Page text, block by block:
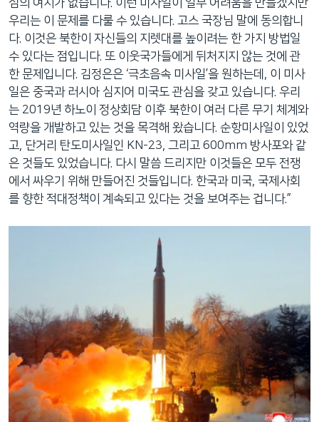
우리는 이 문제를 다룰 수 있습니다. 고스 국장님 말에 동의합니
다. 이것은 북한이 자신들의 지렛대를 높이려는 한 가지 방법일
수 있다는 점입니다. 또 이웃국가들에게 뒤처지지 않는 것에 관
한 문제입니다. 김정은은 ‘극초음속 미사일’을 원하는데, 이 미사
일은 중국과 러시아 심지어 미국도 관심을 갖고 있습니다. 우리
는 2019년 하노이 정상회담 이후 북한이 여러 다른 무기 체계와
역량을 개발하고 있는 것을 목격해 왔습니다. 순항미사일이 있었
고, 단거리 탄도미사일인 KN-23, 그리고 600mm 방사포와 같
은 것들도 있었습니다. 다시 말씀 드리지만 이것들은 모두 전쟁
에서 싸우기 위해 만들어진 것들입니다. 한국과 미국, 국제사회
를 향한 적대정책이 계속되고 있다는 것을 보여주는 겁니다.”